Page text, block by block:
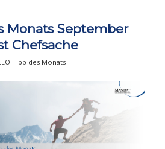
Monats September
Chefsache
Tipp des Monats